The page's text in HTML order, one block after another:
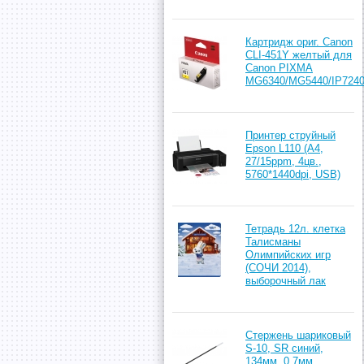
Картридж ориг. Canon
CLI-451Y желтый для
Canon PIXMA
MG6340/MG5440/IP7240
Принтер струйный
Epson L110 (A4,
27/15ppm, 4цв.,
5760*1440dpi, USB)
Тетрадь 12л. клетка
Талисманы
Олимпийских игр
(СОЧИ 2014),
выборочный лак
Стержень шариковый
S-10, SR синий,
134мм, 0,7мм